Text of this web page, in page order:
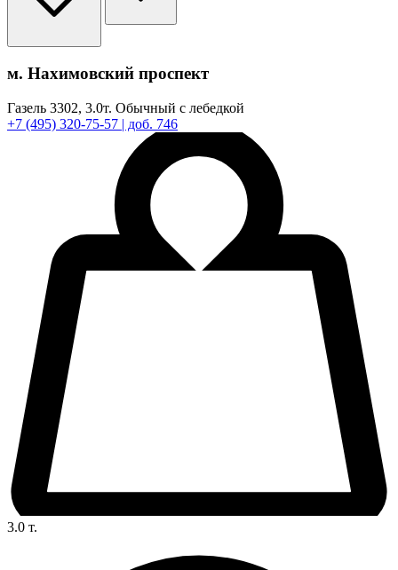
м. Нахимовский проспект
Газель 3302, 3.0т. Обычный с лебедкой
+7 (495) 320-75-57 | доб. 746
3.0 т.